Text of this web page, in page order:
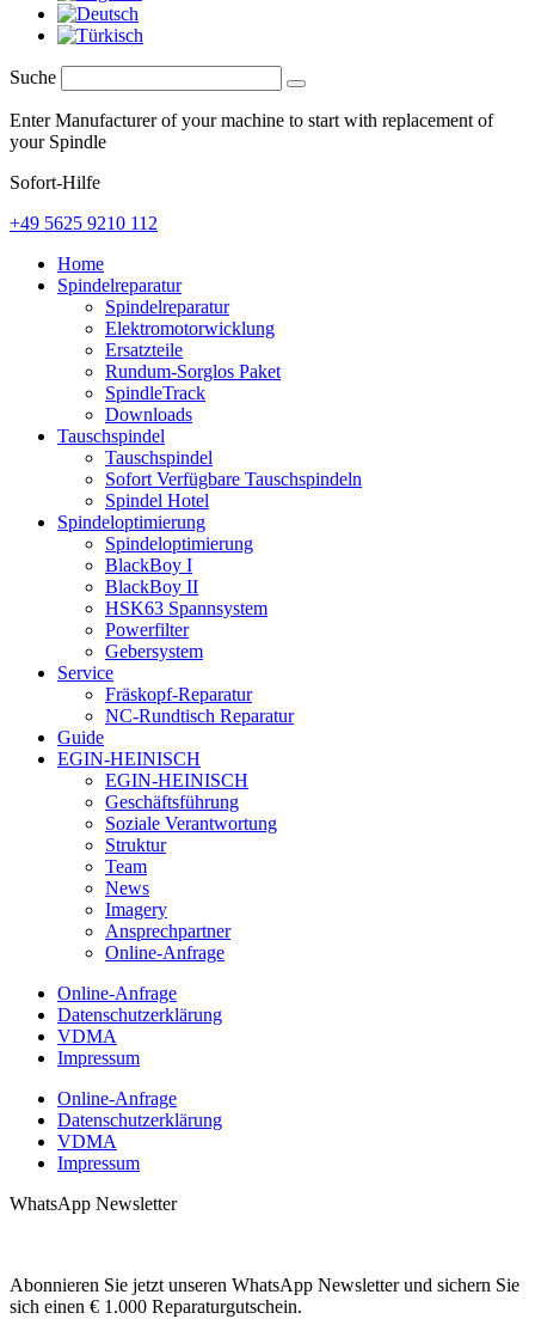
Suche
Enter Manufacturer of your machine to start with replacement of
your Spindle
Sofort-Hilfe
+49 5625 9210 112
Home
Spindelreparatur
Spindelreparatur
Elektromotorwicklung
Ersatzteile
Rundum-Sorglos Paket
SpindleTrack
Downloads
Tauschspindel
Tauschspindel
Sofort Verfügbare Tauschspindeln
Spindel Hotel
Spindeloptimierung
Spindeloptimierung
BlackBoy I
BlackBoy II
HSK63 Spannsystem
Powerfilter
Gebersystem
Service
Fräskopf-Reparatur
NC-Rundtisch Reparatur
Guide
EGIN-HEINISCH
EGIN-HEINISCH
Geschäftsführung
Soziale Verantwortung
Struktur
Team
News
Imagery
Ansprechpartner
Online-Anfrage
Online-Anfrage
Datenschutzerklärung
VDMA
Impressum
Online-Anfrage
Datenschutzerklärung
VDMA
Impressum
WhatsApp Newsletter
Abonnieren Sie jetzt unseren WhatsApp Newsletter und sichern Sie
sich einen € 1.000 Reparaturgutschein.